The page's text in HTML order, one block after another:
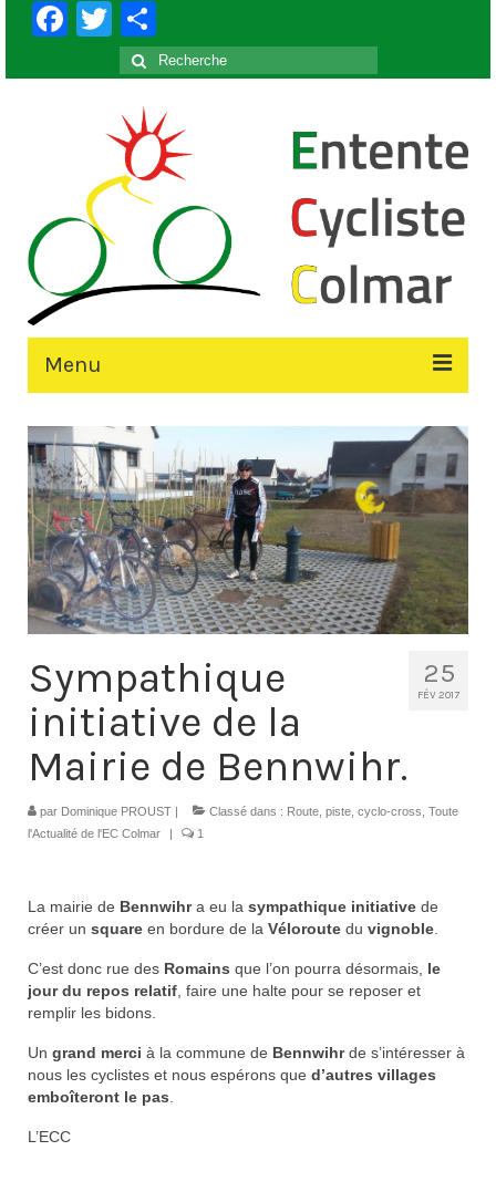
Facebook
Twitter
Rechercher
:
Menu
Accueil
Le Club
Contacts
Histoire
1950 à 1969
1980 à 1987
2008 à Aujourd’hui
Galerie Photos
Nos manifestations
Nos organisations de la saison
Classements
Route
25
FÉV 2017
Sympathique
initiative de la
Mairie de Bennwihr.
par Dominique PROUST Classé dans : Route, piste, cyclo-cross, Toute
l'Actualité de l'EC Colmar
1
La mairie de Bennwihra eu la sympathique initiative de
créer un square en bordure de la Véloroute du vignoble.
C’est donc rue des Romains que l’on pourra désormais, le
jour du repos relatif, faire une halte pour se reposer et
remplir les bidons.
Un grand merci à la commune de Bennwihrde s’intéresser à
nous les cyclistes et nous espérons que d’autres villages
emboîteront le pas.
L’ECC